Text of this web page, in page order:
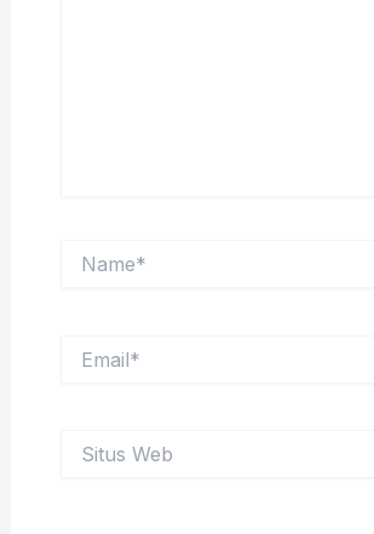
Web